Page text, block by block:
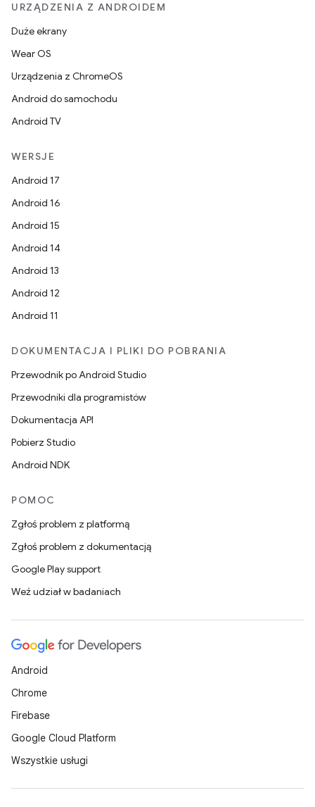
URZĄDZENIA Z ANDROIDEM
Duże ekrany
Wear OS
Urządzenia z ChromeOS
Android do samochodu
Android TV
WERSJE
Android 17
Android 16
Android 15
Android 14
Android 13
Android 12
Android 11
DOKUMENTACJA I PLIKI DO POBRANIA
Przewodnik po Android Studio
Przewodniki dla programistów
Dokumentacja API
Pobierz Studio
Android NDK
POMOC
Zgłoś problem z platformą
Zgłoś problem z dokumentacją
Google Play support
Weź udział w badaniach
Android
Chrome
Firebase
Google Cloud Platform
Wszystkie usługi